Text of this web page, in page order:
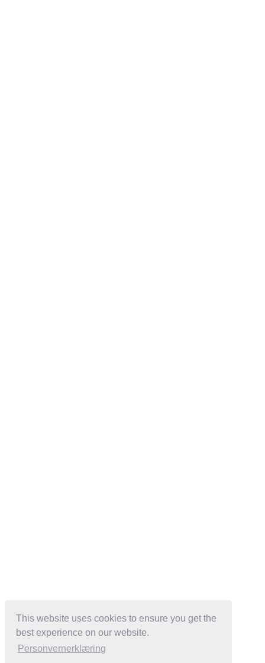
This website uses cookies to ensure you get the
best experience on our website.
Personvernerklæring